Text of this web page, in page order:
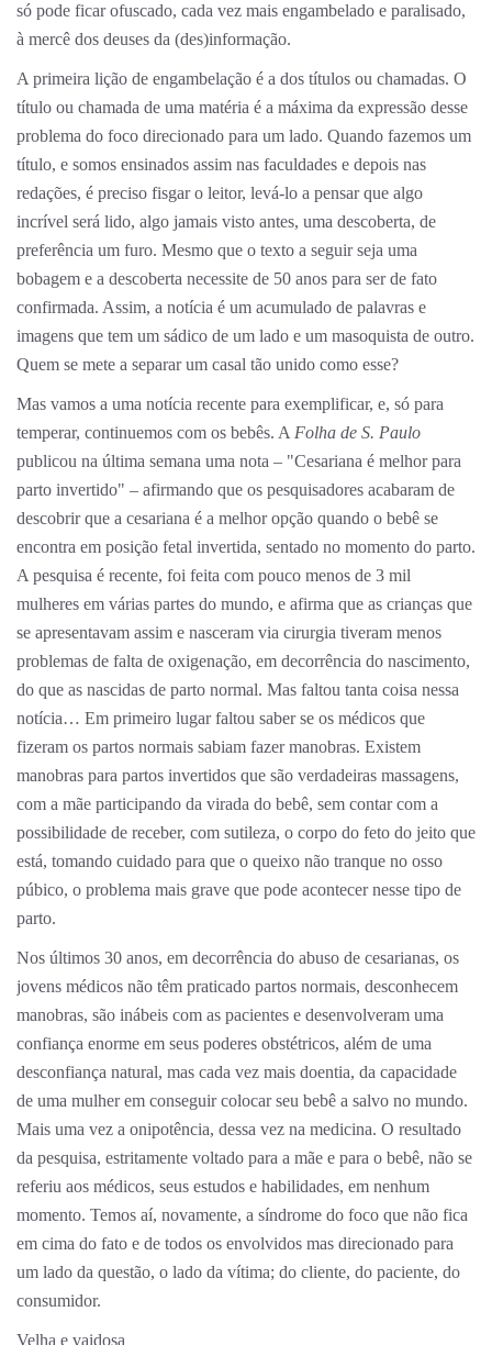
só pode ficar ofuscado, cada vez mais engambelado e paralisado,
à mercê dos deuses da (des)informação.
A primeira lição de engambelação é a dos títulos ou chamadas. O
título ou chamada de uma matéria é a máxima da expressão desse
problema do foco direcionado para um lado. Quando fazemos um
título, e somos ensinados assim nas faculdades e depois nas
redações, é preciso fisgar o leitor, levá-lo a pensar que algo
incrível será lido, algo jamais visto antes, uma descoberta, de
preferência um furo. Mesmo que o texto a seguir seja uma
bobagem e a descoberta necessite de 50 anos para ser de fato
confirmada. Assim, a notícia é um acumulado de palavras e
imagens que tem um sádico de um lado e um masoquista de outro.
Quem se mete a separar um casal tão unido como esse?
Mas vamos a uma notícia recente para exemplificar, e, só para
temperar, continuemos com os bebês. A Folha de S. Paulo
publicou na última semana uma nota – "Cesariana é melhor para
parto invertido" – afirmando que os pesquisadores acabaram de
descobrir que a cesariana é a melhor opção quando o bebê se
encontra em posição fetal invertida, sentado no momento do parto.
A pesquisa é recente, foi feita com pouco menos de 3 mil
mulheres em várias partes do mundo, e afirma que as crianças que
se apresentavam assim e nasceram via cirurgia tiveram menos
problemas de falta de oxigenação, em decorrência do nascimento,
do que as nascidas de parto normal. Mas faltou tanta coisa nessa
notícia… Em primeiro lugar faltou saber se os médicos que
fizeram os partos normais sabiam fazer manobras. Existem
manobras para partos invertidos que são verdadeiras massagens,
com a mãe participando da virada do bebê, sem contar com a
possibilidade de receber, com sutileza, o corpo do feto do jeito que
está, tomando cuidado para que o queixo não tranque no osso
púbico, o problema mais grave que pode acontecer nesse tipo de
parto.
Nos últimos 30 anos, em decorrência do abuso de cesarianas, os
jovens médicos não têm praticado partos normais, desconhecem
manobras, são inábeis com as pacientes e desenvolveram uma
confiança enorme em seus poderes obstétricos, além de uma
desconfiança natural, mas cada vez mais doentia, da capacidade
de uma mulher em conseguir colocar seu bebê a salvo no mundo.
Mais uma vez a onipotência, dessa vez na medicina. O resultado
da pesquisa, estritamente voltado para a mãe e para o bebê, não se
referiu aos médicos, seus estudos e habilidades, em nenhum
momento. Temos aí, novamente, a síndrome do foco que não fica
em cima do fato e de todos os envolvidos mas direcionado para
um lado da questão, o lado da vítima; do cliente, do paciente, do
consumidor.
Velha e vaidosa